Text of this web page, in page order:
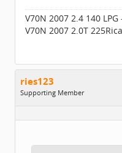
V70N 2007 2.4 140
V70N 2007 2.0T
ries123
Supporting Member
Geregistreerd:03 / 2021